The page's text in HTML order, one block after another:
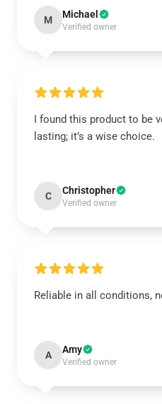
M Michael
Verified owner
I found this product to be
lasting; it’s a wise choice.
C Christopher
Verified owner
Reliable in all conditions,
A Amy
Verified owner